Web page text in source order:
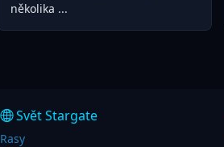
několika ...
Svět Stargate
Rasy